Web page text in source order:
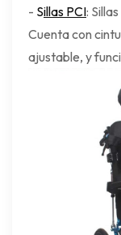
- Sillas PCI:
Cuenta con
ajustable, y